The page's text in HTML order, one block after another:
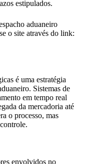
estipulados.
aduaneiro
o site através do link:
é uma estratégia
Sistemas de
em tempo real
da mercadoria até
o processo, mas
envolvidos no